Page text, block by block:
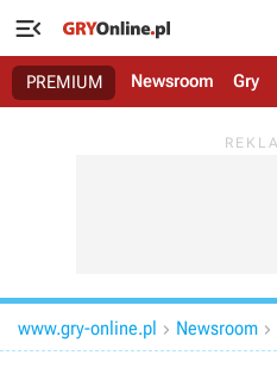

PREMIUM Newsroom Gry
www.gry-online.pl  Newsroom 